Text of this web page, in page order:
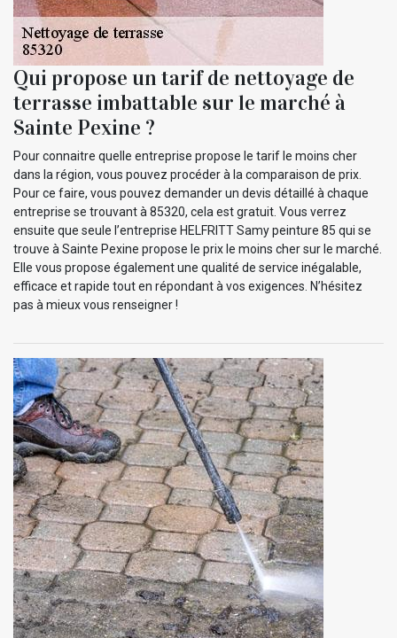
Qui propose un tarif de nettoyage de
terrasse imbattable sur le marché à
Sainte Pexine ?
Pour connaitre quelle entreprise propose le tarif le moins cher
dans la région, vous pouvez procéder à la comparaison de prix.
Pour ce faire, vous pouvez demander un devis détaillé à chaque
entreprise se trouvant à 85320, cela est gratuit. Vous verrez
ensuite que seule l’entreprise HELFRITT Samy peinture 85 qui se
trouve à Sainte Pexine propose le prix le moins cher sur le marché.
Elle vous propose également une qualité de service inégalable,
efficace et rapide tout en répondant à vos exigences. N’hésitez
pas à mieux vous renseigner !